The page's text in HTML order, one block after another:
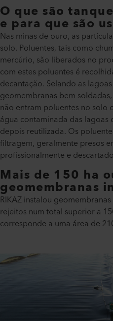
O que são
e para que são
Nas minas de ouro, as
solo. Poluentes, tais como
mercúrio, são liberados no
com estes poluentes é
decantação. Selando as
geomembranas bem
não entram poluentes no solo
água contaminada das
depois reutilizada. Os
filtragem, geralmente presos
profissionalmente e
Mais de 150 ha
geomembranas
RIKAZ instalou
rejeitos num total superior a
corresponde a uma área de